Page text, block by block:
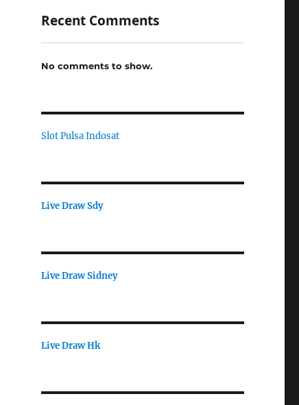
Recent Comments
No comments to show.
Slot Pulsa Indosat
Live Draw Sdy
Live Draw Sidney
Live Draw Hk